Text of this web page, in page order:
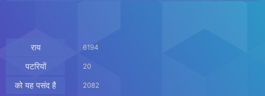
राय 6194
पटरियों 20
को यह पसंद है 2082